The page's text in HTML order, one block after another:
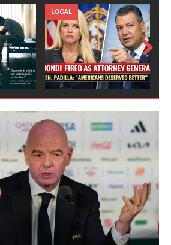
NOTICIAS
Next